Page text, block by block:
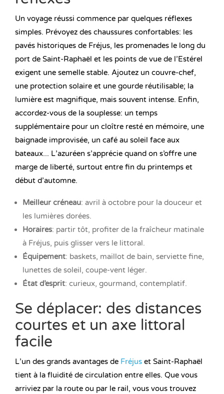
Un voyage réussi commence par quelques réflexes
simples. Prévoyez des chaussures confortables: les
pavés historiques de Fréjus, les promenades le long du
port de Saint-Raphaël et les points de vue de l’Estérel
exigent une semelle stable. Ajoutez un couvre-chef,
une protection solaire et une gourde réutilisable; la
lumière est magnifique, mais souvent intense. Enfin,
accordez-vous de la souplesse: un temps
supplémentaire pour un cloître resté en mémoire, une
baignade improvisée, un café au soleil face aux
bateaux... L’azuréen s’apprécie quand on s’offre une
marge de liberté, surtout entre fin du printemps et
début d’automne.
Meilleur créneau: avril à octobre pour la douceur et
les lumières dorées.
Horaires: partir tôt, profiter de la fraîcheur matinale
à Fréjus, puis glisser vers le littoral.
Équipement: baskets, maillot de bain, serviette fine,
lunettes de soleil, coupe-vent léger.
État d’esprit: curieux, gourmand, contemplatif.
Se déplacer: des distances
courtes et un axe littoral
facile
L’un des grands avantages de Fréjus et Saint-Raphaël
tient à la fluidité de circulation entre elles. Que vous
arriviez par la route ou par le rail, vous vous trouvez